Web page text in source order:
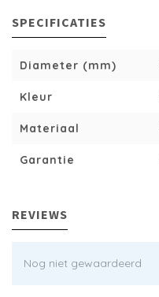
SPECIFICATIES
Diameter (mm)
Kleur
Materiaal
Garantie
REVIEWS
Nog niet gewaardeerd